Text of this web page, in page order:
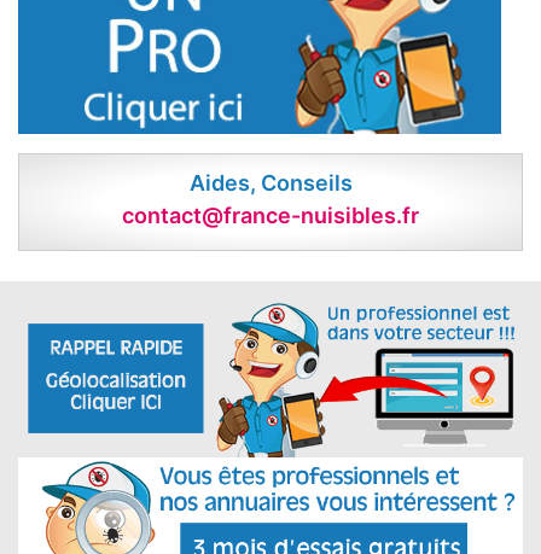
Aides, Conseils
contact@france-nuisibles.fr